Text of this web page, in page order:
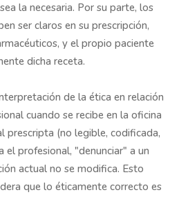
la necesaria. Por su parte, los
ser claros en su prescripción,
y el propio paciente
dicha receta.
de la ética en relación
cuando se recibe en la oficina
prescripta (no legible, codificada,
el profesional, "denunciar" a un
actual no se modifica. Esto
que lo éticamente correcto es